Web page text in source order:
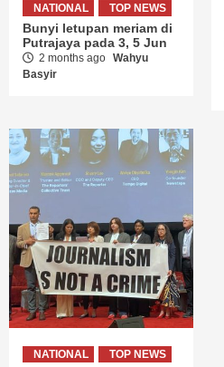
NATIONAL TOP NEWS
Bunyi letupan meriam di
Putrajaya pada 3, 5 Jun
2 months ago Wahyu
Basyir
NATIONAL TOP NEWS